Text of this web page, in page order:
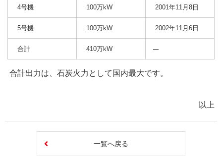
4号機 100万kW 2001年11月8日
5号機 100万kW 2002年11月6日
合計 410万kW
合計出力は、石炭火力として国内最大です。
以上
一覧へ戻る